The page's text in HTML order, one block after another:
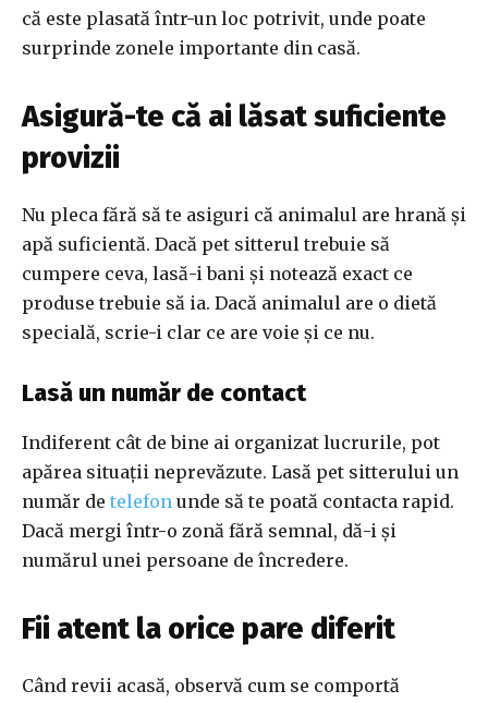
că este plasată într-un loc potrivit, unde poate
surprinde zonele importante din casă.
Asigură-te că ai lăsat suficiente
provizii
Nu pleca fără să te asiguri că animalul are hrană și
apă suficientă. Dacă pet sitterul trebuie să
cumpere ceva, lasă-i bani și notează exact ce
produse trebuie să ia. Dacă animalul are o dietă
specială, scrie-i clar ce are voie și ce nu.
Lasă un număr de contact
Indiferent cât de bine ai organizat lucrurile, pot
apărea situații neprevăzute. Lasă pet sitterului un
număr de telefon unde să te poată contacta rapid.
Dacă mergi într-o zonă fără semnal, dă-i și
numărul unei persoane de încredere.
Fii atent la orice pare diferit
Când revii acasă, observă cum se comportă